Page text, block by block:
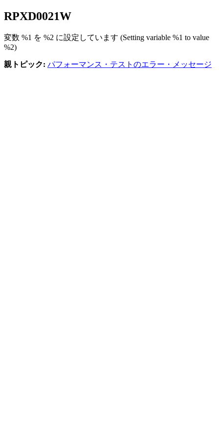
RPXD0021W
変数 %1 を %2 に設定しています (Setting variable %1 to value
%2)
親トピック: パフォーマンス・テストのエラー・メッセージ